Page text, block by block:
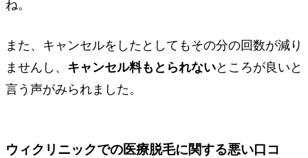
ね。
また、キャンセルをしたとしてもその分の回数が減り
ませんし、 キャンセル料もとられないところが良いと
言う声がみられました。
ウィクリニックでの医療脱毛に関する悪い口コ